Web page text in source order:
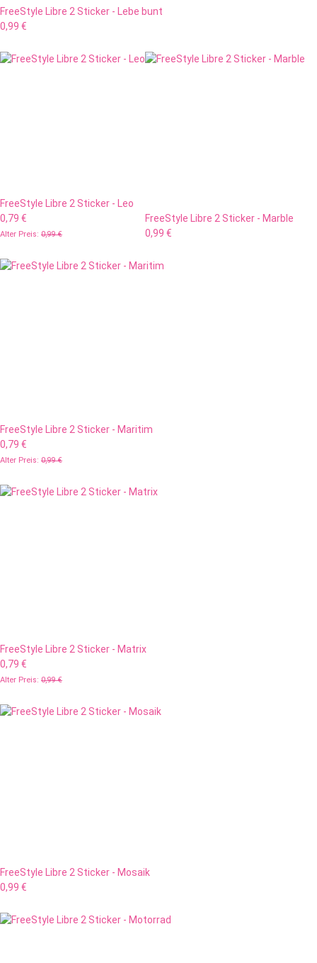
FreeStyle Libre 2 Sticker - Lebe bunt
0,99 €
FreeStyle Libre 2 Sticker - Leo
0,79 €
Alter Preis: 0,99 €
FreeStyle Libre 2 Sticker - Marble
0,99 €
FreeStyle Libre 2 Sticker - Maritim
0,79 €
Alter Preis: 0,99 €
FreeStyle Libre 2 Sticker - Matrix
0,79 €
Alter Preis: 0,99 €
FreeStyle Libre 2 Sticker - Mosaik
0,99 €